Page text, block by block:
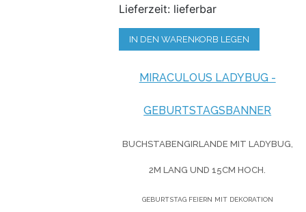
Lieferzeit: lieferbar
IN DEN WARENKORB LEGEN
MIRACULOUS LADYBUG -
GEBURTSTAGSBANNER
BUCHSTABENGIRLANDE MIT LADYBUG,
2M LANG UND 15CM HOCH.
GEBURTSTAG FEIERN MIT DEKORATION